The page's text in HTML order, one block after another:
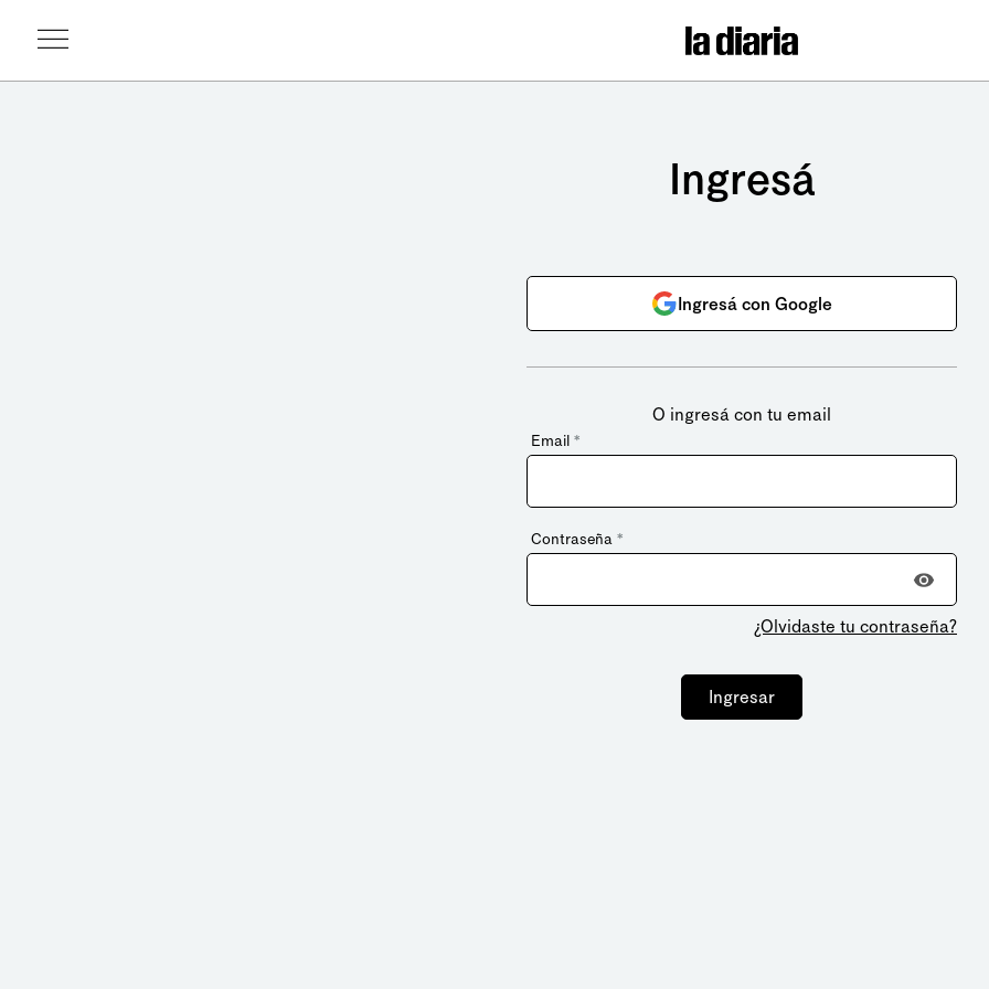
Ingresá
Ingresá con Google
O ingresá con tu email
Email *
Contraseña *
¿Olvidaste tu contraseña?
Ingresar